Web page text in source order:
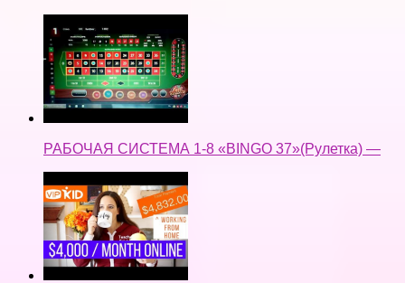
РАБОЧАЯ СИСТЕМА 1-8 «BINGO 37»(Рулетка) —